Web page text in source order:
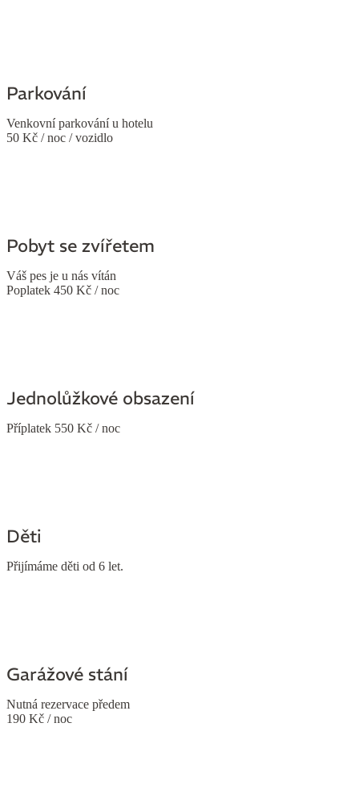
Parkování
Venkovní parkování u hotelu
50 Kč / noc / vozidlo
Pobyt se zvířetem
Váš pes je u nás vítán
Poplatek 450 Kč / noc
Jednolůžkové obsazení
Příplatek 550 Kč / noc
Děti
Přijímáme děti od 6 let.
Garážové stání
Nutná rezervace předem
190 Kč / noc